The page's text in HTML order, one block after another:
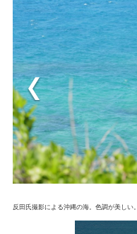
反田氏撮影による沖縄の海。色調が美しい